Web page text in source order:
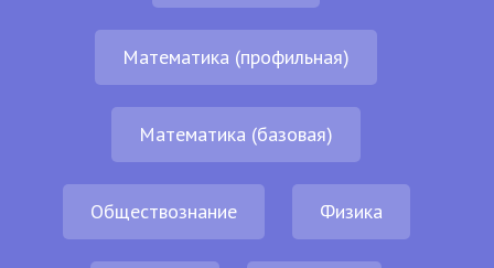
Математика (профильная)
Математика (базовая)
Обществознание Физика